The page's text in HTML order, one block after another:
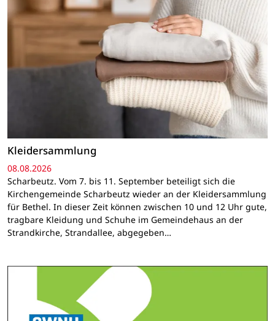
Kleidersammlung
08.08.2026
Scharbeutz. Vom 7. bis 11. September beteiligt sich die
Kirchengemeinde Scharbeutz wieder an der Kleidersammlung
für Bethel. In dieser Zeit können zwischen 10 und 12 Uhr gute,
tragbare Kleidung und Schuhe im Gemeindehaus an der
Strandkirche, Strandallee, abgegeben…